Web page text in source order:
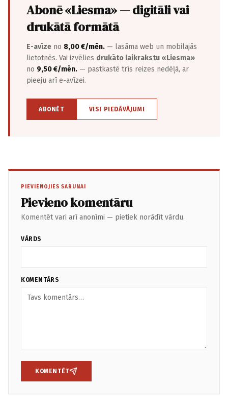
Abonē «Liesma» — digitāli vai
drukātā formātā
E-avīze no 8,00 €/mēn. — lasāma web un mobilajās
lietotnēs. Vai izvēlies drukāto laikrakstu «Liesma»
no 9,50 €/mēn. — pastkastē trīs reizes nedēļā, ar
pieeju arī e-avīzei.
ABONĒT VISI PIEDĀVĀJUMI
PIEVIENOJIES SARUNAI
Pievieno komentāru
Komentēt vari arī anonīmi — pietiek norādīt vārdu.
VĀRDS
KOMENTĀRS
KOMENTĒT